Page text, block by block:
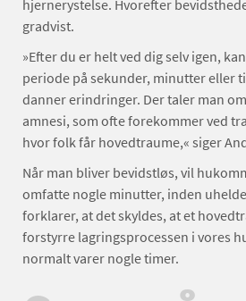
hjernerystelse. Hvorefter
gradvist.
»Efter du er helt ved dig selv igen,
periode på sekunder, minutter eller
danner erindringer. Der taler man
amnesi, som ofte forekommer ved
hvor folk får hovedtraume,« siger
Når man bliver bevidstløs, vil
omfatte nogle minutter, inden
forklarer, at det skyldes, at et
forstyrre lagringsprocessen i vores
normalt varer nogle timer.